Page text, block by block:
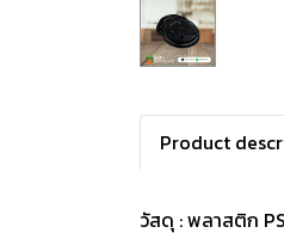
Product
วัสดุ : พลาสติก